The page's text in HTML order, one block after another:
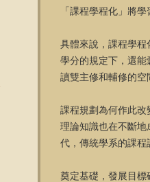
「課程學程化」將
具體來說，課程學
學分的規定下，還
讀雙主修和輔修的空
課程規劃為何作此
理論知識也在不斷
代，傳統學系的課程
奠定基礎，發展目